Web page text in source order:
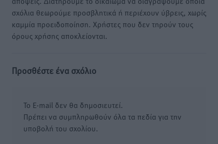
σχόλια θεωρούμε προσβλητικά ή περιέχουν ύβρεις, χωρίς
καμμία προειδοποίηση. Χρήστες που δεν τηρούν τους
όρους χρήσης αποκλείονται.
Προσθέστε ένα σχόλιο
Το E-mail δεν θα δημοσιευτεί.
Πρέπει να συμπληρωθούν όλα τα πεδία για την
υποβολή του σχολίου.